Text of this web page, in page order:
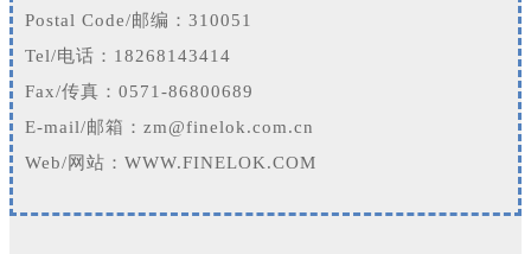
Postal Code/邮编：310051
Tel/电话：18268143414
Fax/传真：0571-86800689
E-mail/邮箱：zm@finelok.com.cn
Web/网站： WWW.FINELOK.COM